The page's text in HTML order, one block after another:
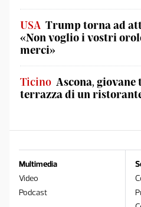
USA Trump torna ad
«Non voglio i vostri
merci»
Ticino Ascona,
terrazza di un
Multimedia
Video
Podcast